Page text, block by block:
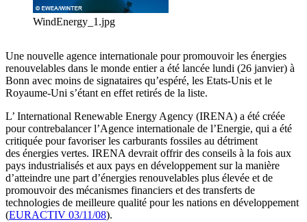
WindEnergy_1.jpg
Une nouvelle agence internationale pour promouvoir les énergies
renouvelables dans le monde entier a été lancée lundi (26 janvier) à
Bonn avec moins de signataires qu’espéré, les Etats-Unis et le
Royaume-Uni s’étant en effet retirés de la liste.
L’ International Renewable Energy Agency (IRENA) a été créée
pour contrebalancer l’Agence internationale de l’Energie, qui a été
critiquée pour favoriser les carburants fossiles au détriment
des énergies vertes. IRENA devrait offrir des conseils à la fois aux
pays industrialisés et aux pays en développement sur la manière
d’atteindre une part d’énergies renouvelables plus élevée et de
promouvoir des mécanismes financiers et des transferts de
technologies de meilleure qualité pour les nations en développement
(EURACTIV 03/11/08).